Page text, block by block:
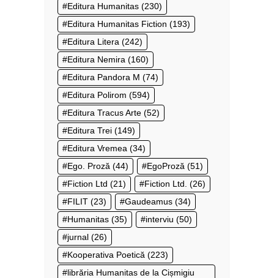
Editura Humanitas (230)
Editura Humanitas Fiction (193)
Editura Litera (242)
Editura Nemira (160)
Editura Pandora M (74)
Editura Polirom (594)
Editura Tracus Arte (52)
Editura Trei (149)
Editura Vremea (34)
Ego. Proză (44) EgoProză (51)
Fiction Ltd (21) Fiction Ltd. (26)
FILIT (23) Gaudeamus (34)
Humanitas (35) interviu (50)
jurnal (26)
Kooperativa Poetică (223)
librăria Humanitas de la Cișmigiu